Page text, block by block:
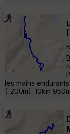
les moins
(-200m). 10km